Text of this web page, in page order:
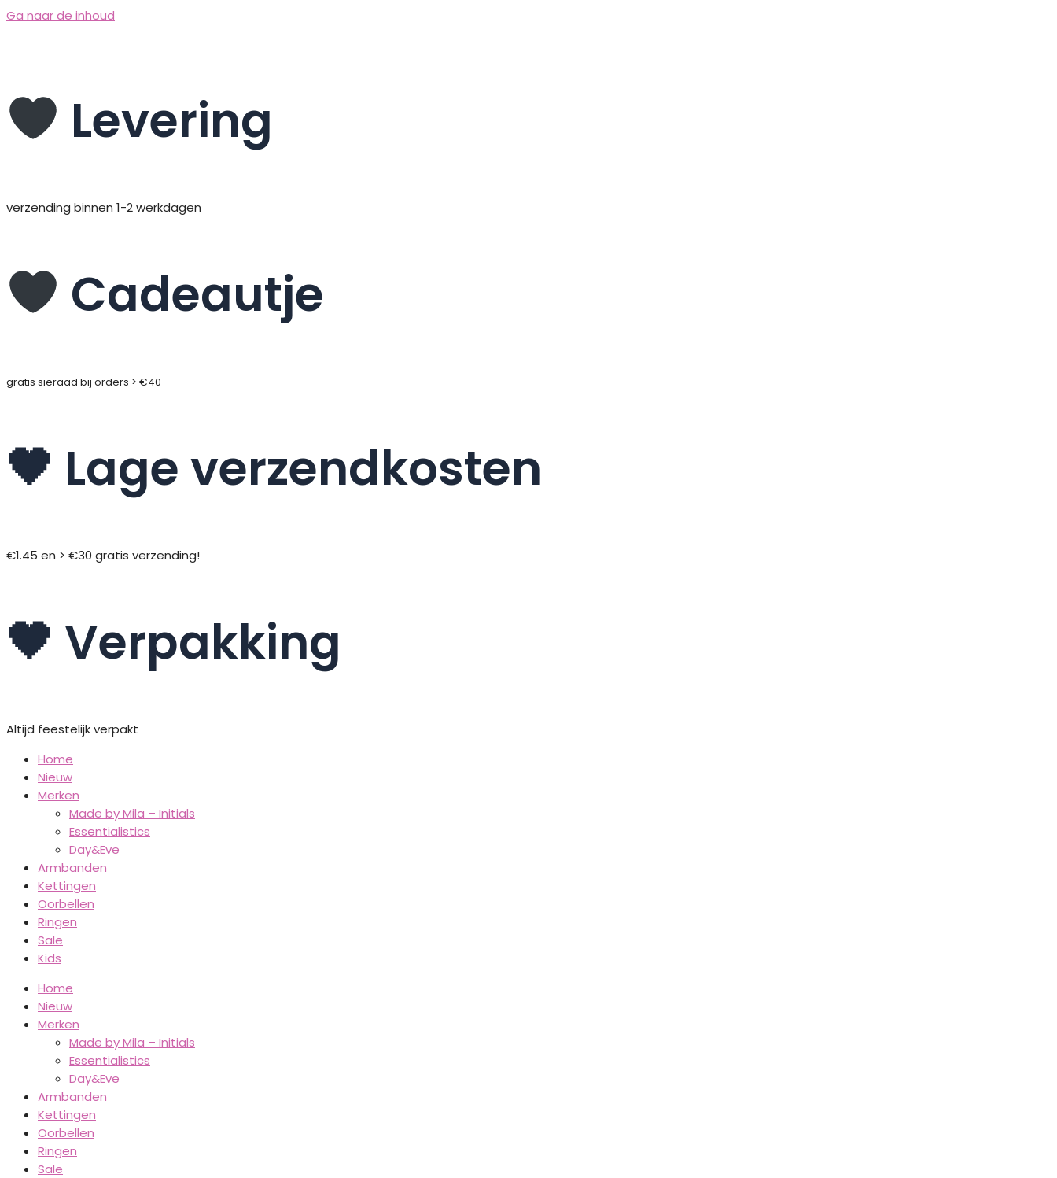
Ga naar de inhoud
Levering
verzending binnen 1-2 werkdagen
Cadeautje
gratis sieraad bij orders > €40
🖤 Lage verzendkosten
€1.45 en > €30 gratis verzending!
🖤 Verpakking
Altijd feestelijk verpakt
Home
Nieuw
Merken
Made by Mila – Initials
Essentialistics
Day&Eve
Armbanden
Kettingen
Oorbellen
Ringen
Sale
Kids
Home
Nieuw
Merken
Made by Mila – Initials
Essentialistics
Day&Eve
Armbanden
Kettingen
Oorbellen
Ringen
Sale